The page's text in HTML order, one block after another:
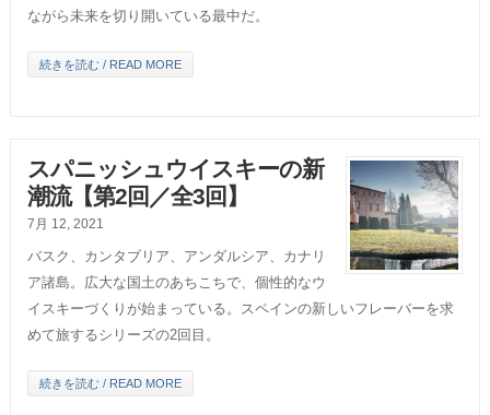
ながら未来を切り開いている最中だ。
続きを読む / READ MORE
スパニッシュウイスキーの新
潮流【第2回／全3回】
7月 12, 2021
バスク、カンタブリア、アンダルシア、カナリ
ア諸島。広大な国土のあちこちで、個性的なウ
イスキーづくりが始まっている。スペインの新しいフレーバーを求
めて旅するシリーズの2回目。
続きを読む / READ MORE